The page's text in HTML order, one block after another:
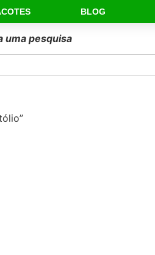
BLOG
uma pesquisa